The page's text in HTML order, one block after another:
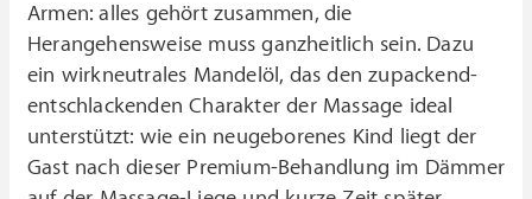
Armen: alles gehört zusammen, die
Herangehensweise muss ganzheitlich sein. Dazu
ein wirkneutrales Mandelöl, das den zupackend-
entschlackenden Charakter der Massage ideal
unterstützt: wie ein neugeborenes Kind liegt der
Gast nach dieser Premium-Behandlung im Dämmer